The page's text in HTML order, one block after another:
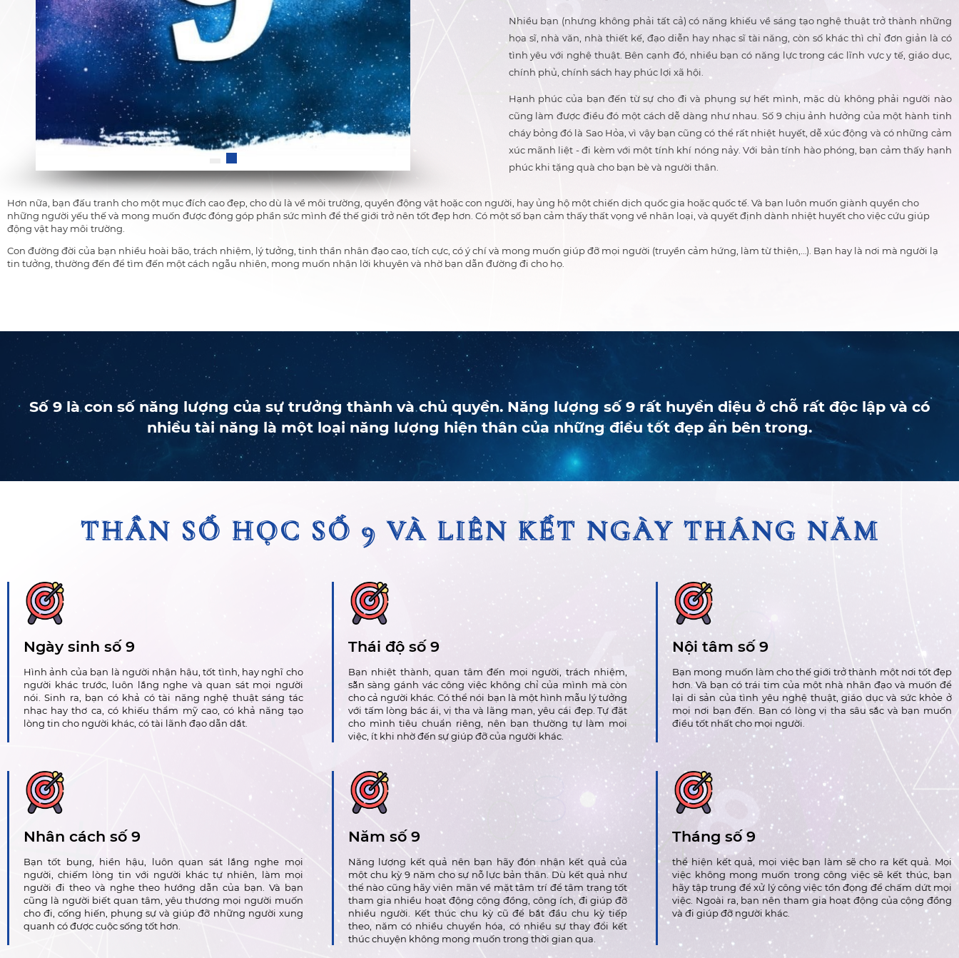
Nhiều bạn (nhưng không phải tất cả) có năng khiếu về sáng tạo nghệ thuật trở thành những
họa sĩ, nhà văn, nhà thiết kế, đạo diễn hay nhạc sĩ tài năng, còn số khác thì chỉ đơn giản là có
tình yêu với nghệ thuật. Bên cạnh đó, nhiều bạn có năng lực trong các lĩnh vực y tế, giáo dục,
chính phủ, chính sách hay phúc lợi xã hội.
Hạnh phúc của bạn đến từ sự cho đi và phụng sự hết mình, mặc dù không phải người nào
cũng làm được điều đó một cách dễ dàng như nhau. Số 9 chịu ảnh hưởng của một hành tinh
cháy bỏng đó là Sao Hỏa, vì vậy bạn cũng có thể rất nhiệt huyết, dễ xúc động và có những cảm
xúc mãnh liệt - đi kèm với một tính khí nóng nảy. Với bản tính hào phóng, bạn cảm thấy hạnh
phúc khi tặng quà cho bạn bè và người thân.
Hơn nữa, bạn đấu tranh cho một mục đích cao đẹp, cho dù là về môi trường, quyền động vật hoặc con người, hay ủng hộ một chiến dịch quốc gia hoặc quốc tế. Và bạn luôn muốn giành quyền cho
những người yếu thế và mong muốn được đóng góp phần sức mình để thế giới trở nên tốt đẹp hơn. Có một số bạn cảm thấy thất vọng về nhân loại, và quyết định dành nhiệt huyết cho việc cứu giúp
động vật hay môi trường.
Con đường đời của bạn nhiều hoài bão, trách nhiệm, lý tưởng, tinh thần nhân đạo cao, tích cực, có ý chí và mong muốn giúp đỡ mọi người (truyền cảm hứng, làm từ thiện,…). Bạn hay là nơi mà người lạ
tin tưởng, thường đến để tìm đến một cách ngẫu nhiên, mong muốn nhận lời khuyên và nhờ bạn dẫn đường đi cho họ.
Số 9 là con số năng lượng của sự trưởng thành và chủ quyền. Năng lượng số 9 rất huyền diệu ở chỗ rất độc lập và có
nhiều tài năng là một loại năng lượng hiện thân của những điều tốt đẹp ẩn bên trong.
THẦN SỐ HỌC SỐ 9 VÀ LIÊN KẾT NGÀY THÁNG NĂM
THẦN SỐ HỌC SỐ 9 VÀ LIÊN KẾT NGÀY THÁNG NĂM
Ngày sinh số 9
Hình ảnh của bạn là người nhận hậu, tốt tình, hay nghĩ cho
người khác trước, luôn lắng nghe và quan sát mọi người
nói. Sinh ra, bạn có khả có tài năng nghệ thuật sáng tác
nhạc hay thơ ca, có khiếu thẩm mỹ cao, có khả năng tạo
lòng tin cho người khác, có tài lãnh đạo dẫn dắt.
Thái độ số 9
Bạn nhiệt thành, quan tâm đến mọi người, trách nhiệm,
sẵn sàng gánh vác công việc không chỉ của mình mà còn
cho cả người khác. Có thể nói bạn là một hình mẫu lý tưởng
với tấm lòng bác ái, vị tha và lãng mạn, yêu cái đẹp. Tự đặt
cho mình tiêu chuẩn riêng, nên bạn thường tự làm mọi
việc, ít khi nhờ đến sự giúp đỡ của người khác.
Nội tâm số 9
Bạn mong muốn làm cho thế giới trở thành một nơi tốt đẹp
hơn. Và bạn có trái tim của một nhà nhân đạo và muốn để
lại di sản của tình yêu nghệ thuật, giáo dục và sức khỏe ở
mọi nơi bạn đến. Bạn có lòng vị tha sâu sắc và bạn muốn
điều tốt nhất cho mọi người.
Nhân cách số 9
Bạn tốt bụng, hiền hậu, luôn quan sát lắng nghe mọi
người, chiếm lòng tin với người khác tự nhiên, làm mọi
người đi theo và nghe theo hướng dẫn của bạn. Và bạn
cũng là người biết quan tâm, yêu thương mọi người muốn
cho đi, cống hiến, phụng sự và giúp đỡ những người xung
quanh có được cuộc sống tốt hơn.
Năm số 9
Năng lượng kết quả nên bạn hãy đón nhận kết quả của
một chu kỳ 9 năm cho sự nỗ lực bản thân. Dù kết quả như
thể nào cũng hãy viên mãn về mặt tâm trí để tâm trạng tốt
tham gia nhiều hoạt động cộng đồng, công ích, đi giúp đỡ
nhiều người. Kết thúc chu kỳ cũ để bắt đầu chu kỳ tiếp
theo, năm có nhiều chuyển hóa, có nhiều sự thay đổi kết
thúc chuyện không mong muốn trong thời gian qua.
Tháng số 9
thể hiện kết quả, mọi việc bạn làm sẽ cho ra kết quả. Mọi
việc không mong muốn trong công việc sẽ kết thúc, bạn
hãy tập trung để xử lý công việc tồn đọng để chấm dứt mọi
việc. Ngoài ra, bạn nên tham gia hoạt động của cộng đồng
và đi giúp đỡ người khác.